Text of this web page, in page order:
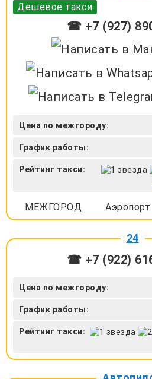
Дешевое такси
☎ +7 (927)
Цена по межгороду:
График работы:
Рейтинг такси:
МЕЖГОРОД Аэропорт
24
☎ +7 (922)
Цена по межгороду:
График работы:
Рейтинг такси: